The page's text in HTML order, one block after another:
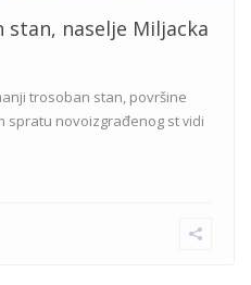
naselje Miljacka
trosoban stan, površine
spratu novoizgrađenog stvidi